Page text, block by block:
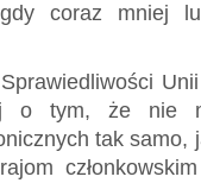
coraz mniej
o tym, że nie
tak samo,